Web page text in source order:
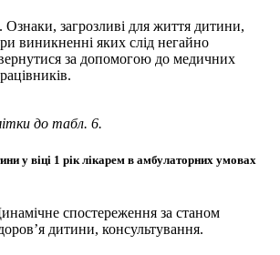
Ознаки, загрозливі для життя дитини,
виникненні яких слід негайно
за допомогою до медичних
до табл. 6.
у віці 1 рік лікарем в амбулаторних умовах
спостереження за станом
дитини, консультування.